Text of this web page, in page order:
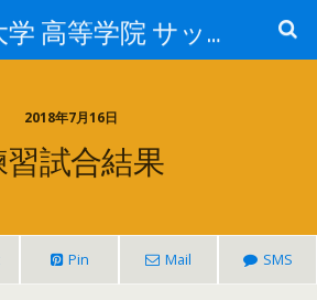
早稲田大学 高等学院 サッカー部
2018年7月16日
試合結果
Pin Mail SMS